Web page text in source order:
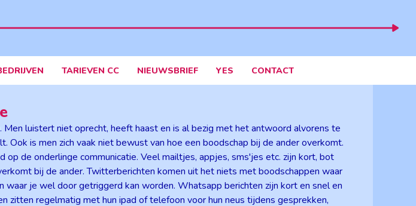
TARIEVEN CC NIEUWSBRIEF YES CONTACT
Men luistert niet oprecht, heeft haast en is al bezig met het antwoord alvorens te
Ook is men zich vaak niet bewust van hoe een boodschap bij de ander overkomt.
op de onderlinge communicatie. Veel mailtjes, appjes, sms'jes etc. zijn kort, bot
bij de ander. Twitterberichten komen uit het niets met boodschappen waar
je wel door getriggerd kan worden. Whatsapp berichten zijn kort en snel en
zitten regelmatig met hun ipad of telefoon voor hun neus tijdens gesprekken,